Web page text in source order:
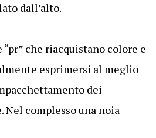
dall’alto.
che riacquistano colore e
esprimersi al meglio
dei
Nel complesso una noia